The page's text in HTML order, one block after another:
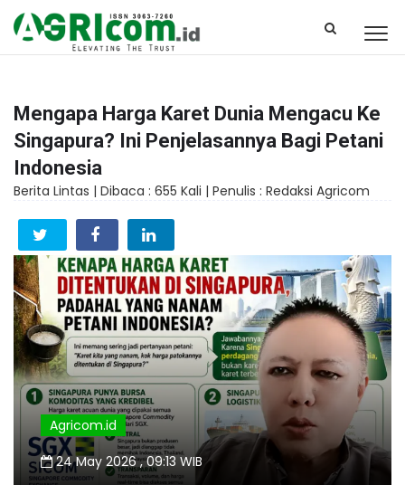
Mengapa Harga Karet Dunia Mengacu Ke
Singapura? Ini Penjelasannya Bagi Petani
Indonesia
Berita Lintas | Dibaca : 655 Kali | Penulis : Redaksi Agricom
Agricom.id
24 May 2026 , 09:13 WIB